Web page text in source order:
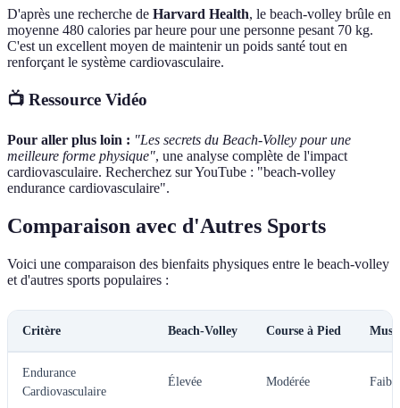
D'après une recherche de Harvard Health, le beach-volley brûle en
moyenne 480 calories par heure pour une personne pesant 70 kg.
C'est un excellent moyen de maintenir un poids santé tout en
renforçant le système cardiovasculaire.
📺 Ressource Vidéo
Pour aller plus loin : "Les secrets du Beach-Volley pour une
meilleure forme physique", une analyse complète de l'impact
cardiovasculaire. Recherchez sur YouTube : "beach-volley
endurance cardiovasculaire".
Comparaison avec d'Autres Sports
Voici une comparaison des bienfaits physiques entre le beach-volley
et d'autres sports populaires :
Critère Beach-Volley Course à Pied
Endurance
Cardiovasculaire
Élevée Modérée Faible